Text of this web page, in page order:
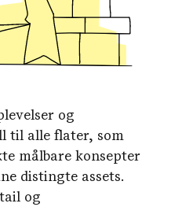
og
til alle flater, som
målbare konsepter
distingte assets.
og